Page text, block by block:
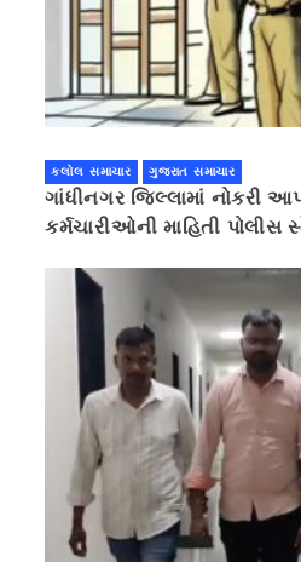
કલોલ સમાચાર ગુજરાત સમાચાર
ગાંધીનગર જિલ્લામાં નોકરી
કર્મચારીઓની માહિતી